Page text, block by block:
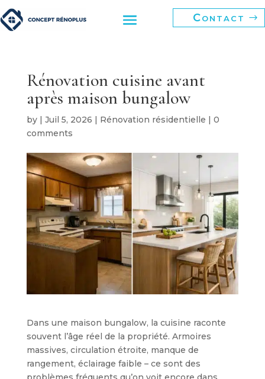
Contact
Rénovation cuisine avant
après maison bungalow
by | Juil 5, 2026 | Rénovation résidentielle | 0
comments
Dans une maison bungalow, la cuisine raconte
souvent l’âge réel de la propriété. Armoires
massives, circulation étroite, manque de
rangement, éclairage faible – ce sont des